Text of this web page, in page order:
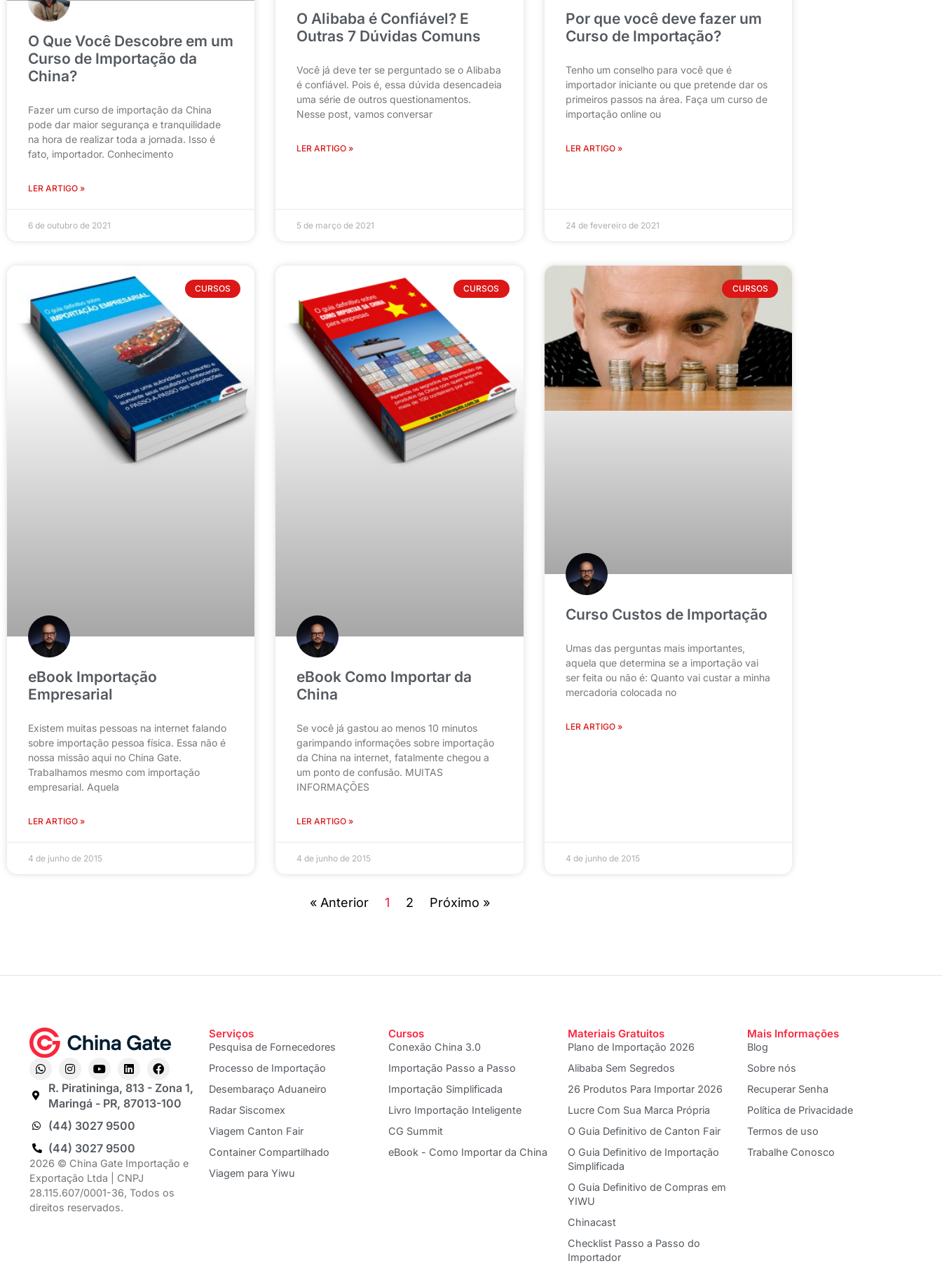
O Que Você Descobre em um
Curso de Importação da
China?
Fazer um curso de importação da China
pode dar maior segurança e tranquilidade
na hora de realizar toda a jornada. Isso é
fato, importador. Conhecimento
LER ARTIGO »
6 de outubro de 2021
O Alibaba é Confiável? E
Outras 7 Dúvidas Comuns
Você já deve ter se perguntado se o Alibaba
é confiável. Pois é, essa dúvida desencadeia
uma série de outros questionamentos.
Nesse post, vamos conversar
LER ARTIGO »
5 de março de 2021
Por que você deve fazer um
Curso de Importação?
Tenho um conselho para você que é
importador iniciante ou que pretende dar os
primeiros passos na área. Faça um curso de
importação online ou
LER ARTIGO »
24 de fevereiro de 2021
CURSOS
eBook Importação
Empresarial
Existem muitas pessoas na internet falando
sobre importação pessoa física. Essa não é
nossa missão aqui no China Gate.
Trabalhamos mesmo com importação
empresarial. Aquela
LER ARTIGO »
4 de junho de 2015
CURSOS
eBook Como Importar da
China
Se você já gastou ao menos 10 minutos
garimpando informações sobre importação
da China na internet, fatalmente chegou a
um ponto de confusão. MUITAS
INFORMAÇÕES
LER ARTIGO »
4 de junho de 2015
CURSOS
Curso Custos de Importação
Umas das perguntas mais importantes,
aquela que determina se a importação vai
ser feita ou não é: Quanto vai custar a minha
mercadoria colocada no
LER ARTIGO »
4 de junho de 2015
« Anterior 1 2 Próximo »
R. Piratininga, 813 - Zona 1,
Maringá - PR, 87013-100
(44) 3027 9500
(44) 3027 9500
2026 © China Gate Importação e
Exportação Ltda | CNPJ
28.115.607/0001-36, Todos os
direitos reservados.
Serviços
Pesquisa de Fornecedores
Processo de Importação
Desembaraço Aduaneiro
Radar Siscomex
Viagem Canton Fair
Container Compartilhado
Viagem para Yiwu
Cursos
Conexão China 3.0
Importação Passo a Passo
Importação Simplificada
Livro Importação Inteligente
CG Summit
eBook - Como Importar da China
Materiais Gratuitos
Plano de Importação 2026
Alibaba Sem Segredos
26 Produtos Para Importar 2026
Lucre Com Sua Marca Própria
O Guia Definitivo de Canton Fair
O Guia Definitivo de Importação
Simplificada
O Guia Definitivo de Compras em
YIWU
Chinacast
Checklist Passo a Passo do
Importador
Mais Informações
Blog
Sobre nós
Recuperar Senha
Política de Privacidade
Termos de uso
Trabalhe Conosco